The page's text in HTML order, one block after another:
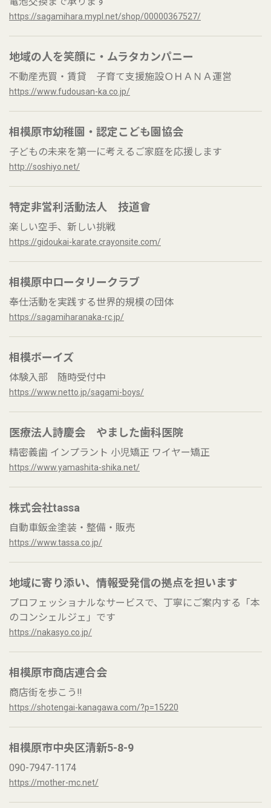
https://sagamihara.mypl.net/shop/00000367527/
地域の人を笑顔に・ムラタカンパニー
不動産売買・賃貸 子育て支援施設ＯＨＡＮＡ運営
https://www.fudousan-ka.co.jp/
相模原市幼稚園・認定こども園協会
子どもの未来を第一に考えるご家庭を応援します
http://soshiyo.net/
特定非営利活動法人 技道會
楽しい空手、新しい挑戦
https://gidoukai-karate.crayonsite.com/
相模原中ロータリークラブ
奉仕活動を実践する世界的規模の団体
https://sagamiharanaka-rc.jp/
相模ボーイズ
体験入部 随時受付中
https://www.netto.jp/sagami-boys/
医療法人詩慶会 やました歯科医院
精密義歯 インプラント 小児矯正 ワイヤー矯正
https://www.yamashita-shika.net/
株式会社tassa
自動車鈑金塗装・整備・販売
https://www.tassa.co.jp/
地域に寄り添い、情報受発信の拠点を担います
プロフェッショナルなサービスで、丁寧にご案内する「本
のコンシェルジェ」です
https://nakasyo.co.jp/
相模原市商店連合会
商店街を歩こう‼︎
https://shotengai-kanagawa.com/?p=15220
相模原市中央区清新5-8-9
090-7947-1174
https://mother-mc.net/